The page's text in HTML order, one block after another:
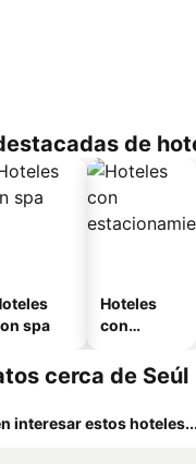
de
spa
Hoteles
con
miento
cerca de Seúl
interesar estos hoteles...